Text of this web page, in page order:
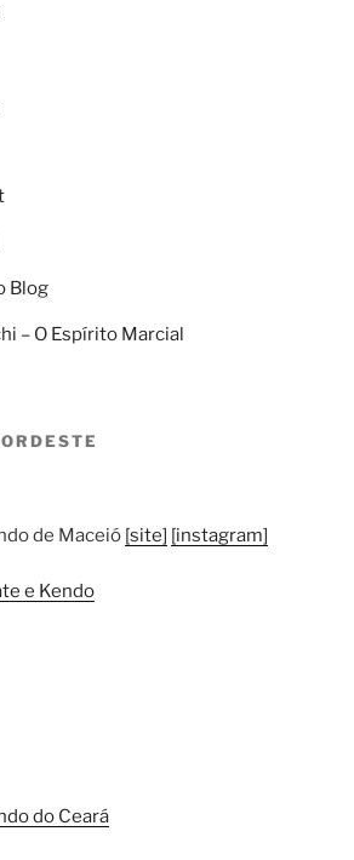
Blog
– O Espírito Marcial
de Maceió [site] [instagram]
e Kendo
do Ceará